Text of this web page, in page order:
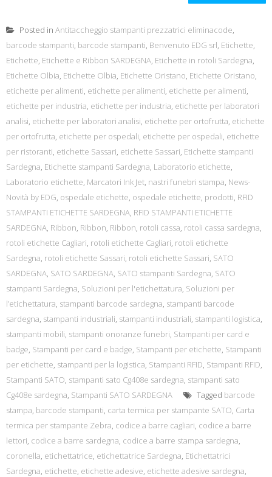
Posted in Antitaccheggio stampanti prezzatrici eliminacode,
barcode stampanti, barcode stampanti, Benvenuto EDG srl, Etichette,
Etichette, Etichette e Ribbon SARDEGNA, Etichette in rotoli Sardegna,
Etichette Olbia, Etichette Olbia, Etichette Oristano, Etichette Oristano,
etichette per alimenti, etichette per alimenti, etichette per alimenti,
etichette per industria, etichette per industria, etichette per laboratori
analisi, etichette per laboratori analisi, etichette per ortofrutta, etichette
per ortofrutta, etichette per ospedali, etichette per ospedali, etichette
per ristoranti, etichette Sassari, etichette Sassari, Etichette stampanti
Sardegna, Etichette stampanti Sardegna, Laboratorio etichette,
Laboratorio etichette, Marcatori Ink Jet, nastri funebri stampa, News-
Novità by EDG, ospedale etichette, ospedale etichette, prodotti, RFID
STAMPANTI ETICHETTE SARDEGNA, RFID STAMPANTI ETICHETTE
SARDEGNA, Ribbon, Ribbon, Ribbon, rotoli cassa, rotoli cassa sardegna,
rotoli etichette Cagliari, rotoli etichette Cagliari, rotoli etichette
Sardegna, rotoli etichette Sassari, rotoli etichette Sassari, SATO
SARDEGNA, SATO SARDEGNA, SATO stampanti Sardegna, SATO
stampanti Sardegna, Soluzioni per l'etichettatura, Soluzioni per
l’etichettatura, stampanti barcode sardegna, stampanti barcode
sardegna, stampanti industriali, stampanti industriali, stampanti logistica,
stampanti mobili, stampanti onoranze funebri, Stampanti per card e
badge, Stampanti per card e badge, Stampanti per etichette, Stampanti
per etichette, stampanti per la logistica, Stampanti RFID, Stampanti RFID,
Stampanti SATO, stampanti sato Cg408e sardegna, stampanti sato
Cg408e sardegna, Stampanti SATO SARDEGNA Tagged barcode
stampa, barcode stampanti, carta termica per stampante SATO, Carta
termica per stampante Zebra, codice a barre cagliari, codice a barre
lettori, codice a barre sardegna, codice a barre stampa sardegna,
coronella, etichettatrice, etichettatrice Sardegna, Etichettatrici
Sardegna, etichette, etichette adesive, etichette adesive sardegna,